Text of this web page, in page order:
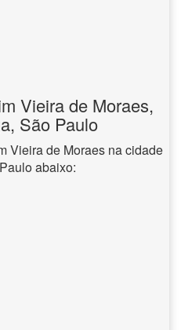
Vieira de Moraes,
São Paulo
Vieira de Moraes na cidade
abaixo: